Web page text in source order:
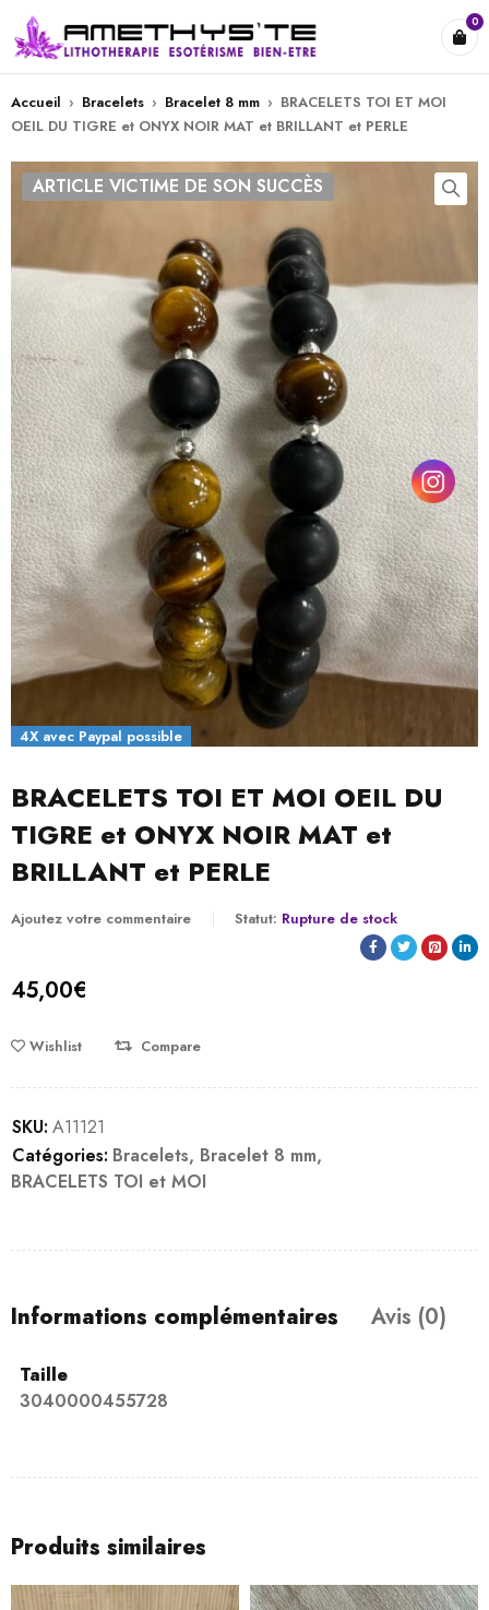
0
Accueil › Bracelets › Bracelet 8 mm › BRACELETS TOI ET MOI
OEIL DU TIGRE et ONYX NOIR MAT et BRILLANT et PERLE
4X avec Paypal possible
ARTICLE VICTIME DE SON SUCCÈS
BRACELETS TOI ET MOI OEIL DU
TIGRE et ONYX NOIR MAT et
BRILLANT et PERLE
Ajoutez votre commentaire Statut: Rupture de stock
45,00€
Wishlist Compare
SKU: A11121
Catégories: Bracelets, Bracelet 8 mm,
BRACELETS TOI et MOI
Informations complémentaires Avis (0)
Taille
3040000455728
Produits similaires